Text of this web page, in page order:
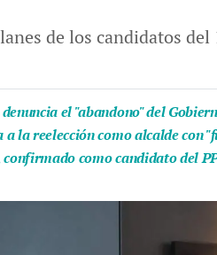
de los candidatos
el "abandono" del
a la reelección como alcalde con
confirmado como candidato del